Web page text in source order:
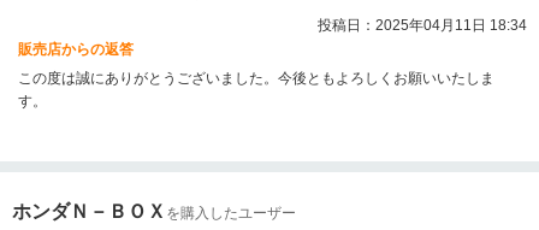
投稿日：2025年04月11日 18:34
販売店からの返答
この度は誠にありがとうございました。今後ともよろしくお願いいたしま
す。
ホンダＮ－ＢＯＸ を購入したユーザー